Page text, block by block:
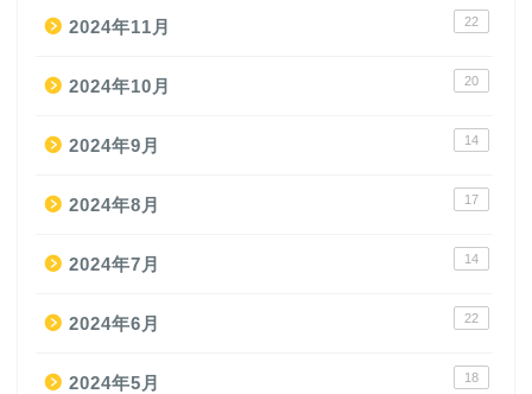
2024年11月 22
2024年10月 20
2024年9月 14
2024年8月 17
2024年7月 14
2024年6月 22
2024年5月 18